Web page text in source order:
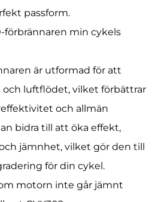
passform.
förbrännaren min cykels
är utformad för att
och luftflödet, vilket förbättrar
och allmän
bidra till att öka effekt,
jämnhet, vilket gör den till
för din cykel.
motorn inte går jämnt